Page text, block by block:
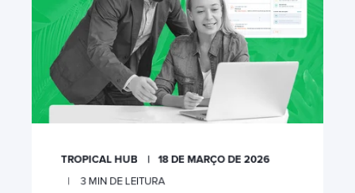
TROPICAL HUB
18 DE MARÇO DE 2026
3MIN DE LEITURA